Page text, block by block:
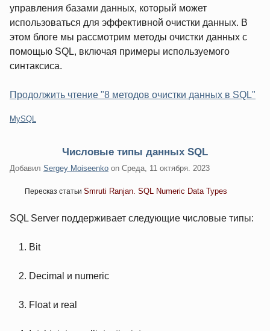
управления базами данных, который может
использоваться для эффективной очистки данных. В
этом блоге мы рассмотрим методы очистки данных с
помощью SQL, включая примеры используемого
синтаксиса.
Продолжить чтение "8 методов очистки данных в SQL"
Категории:
MySQL
Числовые типы данных SQL
Добавил Sergey Moiseenko on Среда, 11 октября. 2023
Пересказ статьи Smruti Ranjan. SQL Numeric Data Types
SQL Server поддерживает следующие числовые типы:
Bit
Decimal и numeric
Float и real